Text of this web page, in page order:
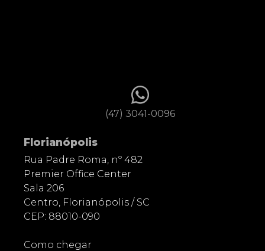
(47) 3041-0096
Florianópolis
Rua Padre Roma, nº 482
Premier Office Center
Sala 206
Centro, Florianópolis / SC
CEP: 88010-090
Como chegar